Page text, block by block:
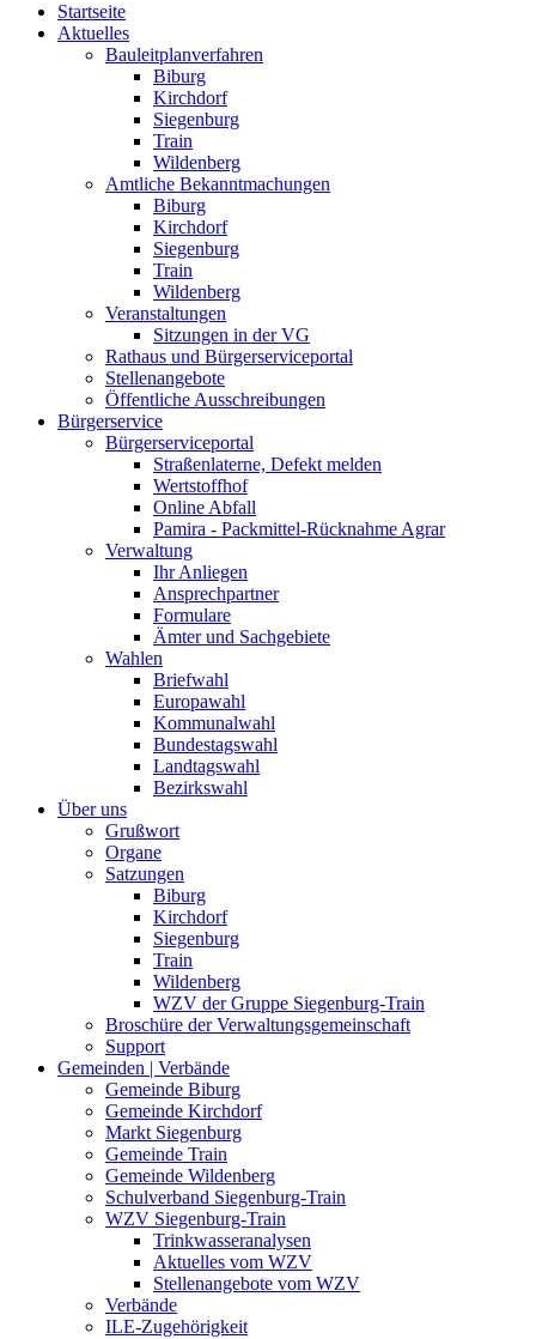
Startseite
Aktuelles
Bauleitplanverfahren
Biburg
Kirchdorf
Siegenburg
Train
Wildenberg
Amtliche Bekanntmachungen
Biburg
Kirchdorf
Siegenburg
Train
Wildenberg
Veranstaltungen
Sitzungen in der VG
Rathaus und Bürgerserviceportal
Stellenangebote
Öffentliche Ausschreibungen
Bürgerservice
Bürgerserviceportal
Straßenlaterne, Defekt melden
Wertstoffhof
Online Abfall
Pamira - Packmittel-Rücknahme Agrar
Verwaltung
Ihr Anliegen
Ansprechpartner
Formulare
Ämter und Sachgebiete
Wahlen
Briefwahl
Europawahl
Kommunalwahl
Bundestagswahl
Landtagswahl
Bezirkswahl
Über uns
Grußwort
Organe
Satzungen
Biburg
Kirchdorf
Siegenburg
Train
Wildenberg
WZV der Gruppe Siegenburg-Train
Broschüre der Verwaltungsgemeinschaft
Support
Gemeinden | Verbände
Gemeinde Biburg
Gemeinde Kirchdorf
Markt Siegenburg
Gemeinde Train
Gemeinde Wildenberg
Schulverband Siegenburg-Train
WZV Siegenburg-Train
Trinkwasseranalysen
Aktuelles vom WZV
Stellenangebote vom WZV
Verbände
ILE-Zugehörigkeit